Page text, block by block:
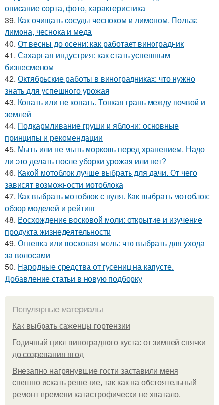
описание сорта, фото, характеристика
39. Как очищать сосуды чесноком и лимоном. Польза
лимона, чеснока и меда
40. От весны до осени: как работает виноградник
41. Сахарная индустрия: как стать успешным
бизнесменом
42. Октябрьские работы в виноградниках: что нужно
знать для успешного урожая
43. Копать или не копать. Тонкая грань между почвой и
землей
44. Подкармливание груши и яблони: основные
принципы и рекомендации
45. Мыть или не мыть морковь перед хранением. Надо
ли это делать после уборки урожая или нет?
46. Какой мотоблок лучше выбрать для дачи. От чего
зависят возможности мотоблока
47. Как выбрать мотоблок с нуля. Как выбрать мотоблок:
обзор моделей и рейтинг
48. Восхождение восковой моли: открытие и изучение
продукта жизнедеятельности
49. Огневка или восковая моль: что выбрать для ухода
за волосами
50. Народные средства от гусениц на капусте.
Добавление статьи в новую подборку
Популярные материалы
Как выбрать саженцы гортензии
Годичный цикл виноградного куста: от зимней спячки
до созревания ягод
Внезапно нагрянувшие гости заставили меня
спешно искать решение, так как на обстоятельный
ремонт времени катастрофически не хватало.